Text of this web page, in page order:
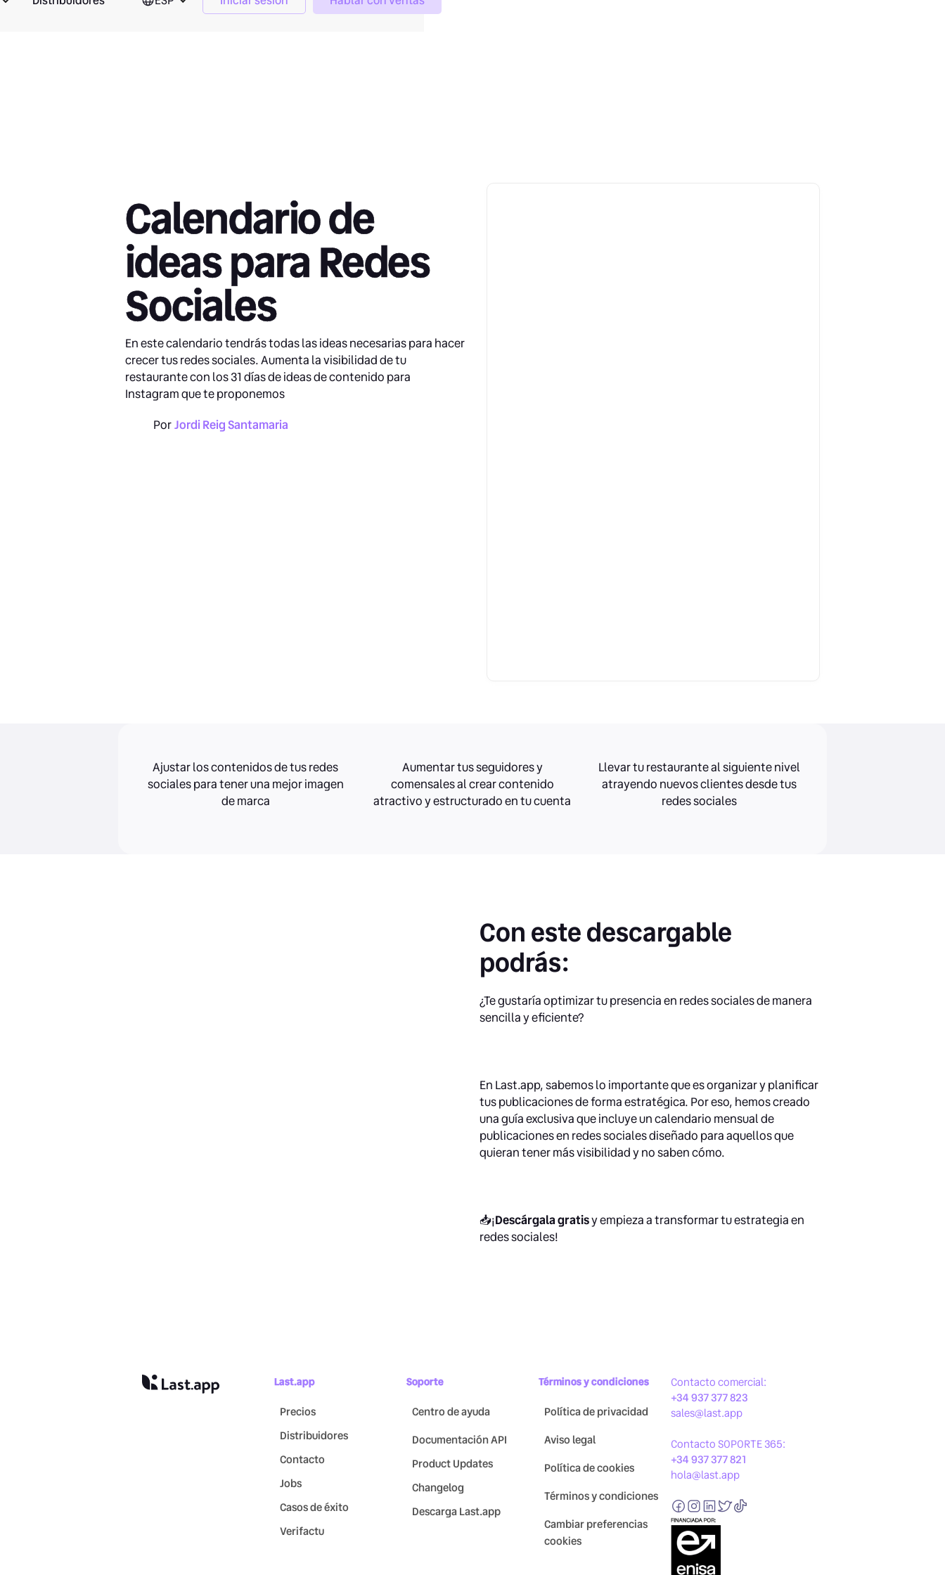
Calendario de
ideas para Redes
Sociales
En este calendario tendrás todas las ideas necesarias para hacer
crecer tus redes sociales. Aumenta la visibilidad de tu
restaurante con los 31 días de ideas de contenido para
Instagram que te proponemos
PorJordi Reig Santamaria
Ajustar los contenidos de tus redes
sociales para tener una mejor imagen
de marca
Aumentar tus seguidores y
comensales al crear contenido
atractivo y estructurado en tu cuenta
Llevar tu restaurante al siguiente nivel
atrayendo nuevos clientes desde tus
redes sociales
Con este descargable
podrás:
¿Te gustaría optimizar tu presencia en redes sociales de manera
sencilla y eficiente?
En Last.app, sabemos lo importante que es organizar y planificar
tus publicaciones de forma estratégica. Por eso, hemos creado
una guía exclusiva que incluye un calendario mensual de
publicaciones en redes sociales diseñado para aquellos que
quieran tener más visibilidad y no saben cómo.
📥¡Descárgala gratisy empieza a transformar tu estrategia en
redes sociales!
Last.app
Precios
Distribuidores
Contacto
Jobs
Casos de éxito
Verifactu
Soporte
Centro de ayuda
Documentación API
Product Updates
Changelog
Descarga Last.app
Términos y condiciones
Política de privacidad
Aviso legal
Política de cookies
Términos y condiciones
Cambiar preferencias
cookies
Contacto comercial:
+34 937 377 823
sales@last.app
Contacto SOPORTE 365:
+34 937 377 821
hola@last.app